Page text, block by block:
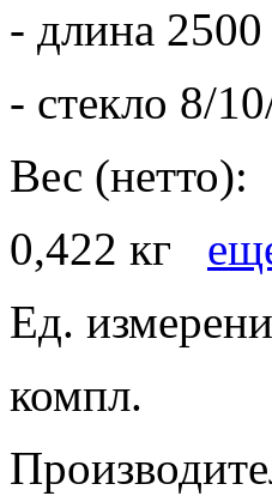
- длина
- стекло 8/
Вес (нетто):
0,422 кг
Ед.
компл.